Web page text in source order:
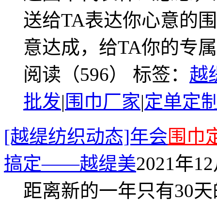
送给TA表达你心意的
意达成，给TA你的专
阅读（596） 标签： 越
批发| 围巾厂家|定单定
[越缇纺织动态]年会围巾
搞定——越缇美2021年
距离新的一年只有30